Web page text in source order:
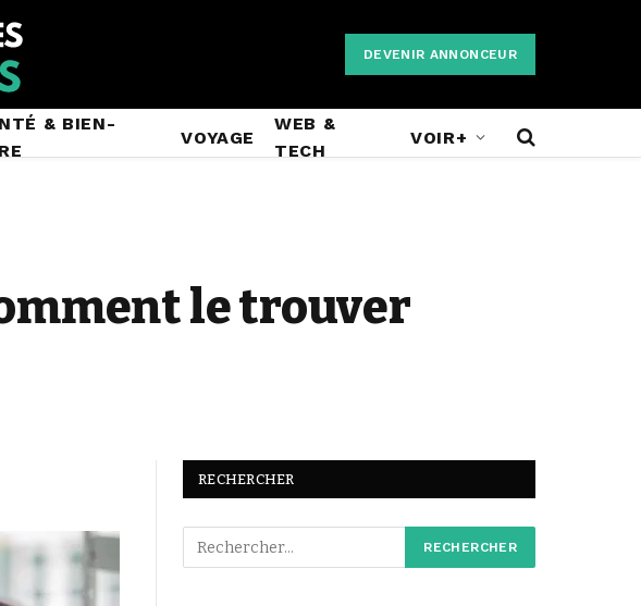
DEVENIR ANNONCEUR
& BIEN-
VOYAGE
WEB &
TECH
VOIR+
le trouver
RECHERCHER